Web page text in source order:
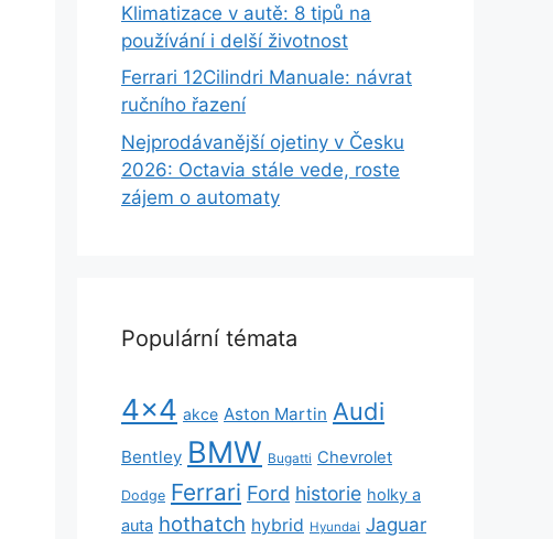
Klimatizace v autě: 8 tipů na
používání i delší životnost
Ferrari 12Cilindri Manuale: návrat
ručního řazení
Nejprodávanější ojetiny v Česku
2026: Octavia stále vede, roste
zájem o automaty
Populární témata
4x4 akce Aston Martin Audi
Bentley BMW Bugatti Chevrolet
Dodge Ferrari Ford historie holky a
auta hothatch hybrid Hyundai Jaguar